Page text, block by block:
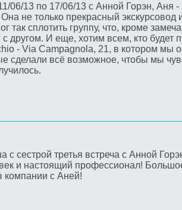
06/13 по 17/06/13 с Анной Горэн, Аня -
не только прекрасный экскурсовод
так сплотить группу, что, кроме
другом. И еще, хотим всем, кто будет
- Via Campagnola, 21, в котором мы
сделали всё возможное, чтобы мы
сестрой третья встреча с Анной
и настоящий профессионал!
компании с Аней!